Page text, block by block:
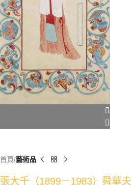
首頁 藝術品
張大千（1899－1983）舜華